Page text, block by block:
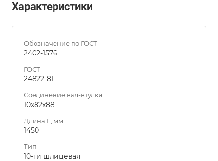
Характеристики
Обозначение по ГОСТ
2402-1576
ГОСТ
24822-81
Соединение вал-втулка
10х82х88
Длина L, мм
1450
Тип
10-ти шлицевая